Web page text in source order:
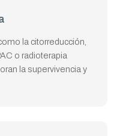
la citorreducción,
o radioterapia
la supervivencia y